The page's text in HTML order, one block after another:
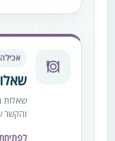
אכילה
שאלות
והקשר